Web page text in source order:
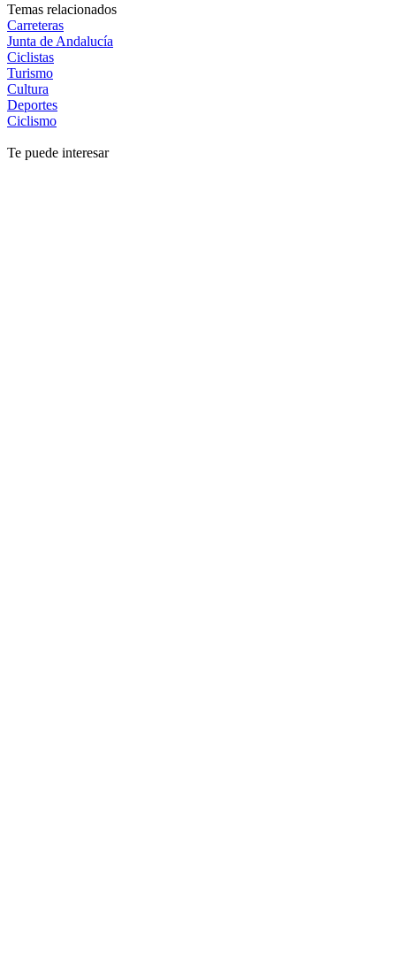
Temas relacionados
Carreteras
Junta de Andalucía
Ciclistas
Turismo
Cultura
Deportes
Ciclismo
Te puede interesar